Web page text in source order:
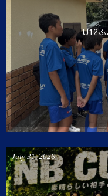
U12
July 31,2026